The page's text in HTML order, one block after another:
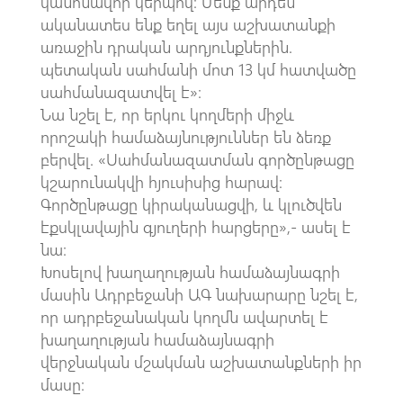
ականատես ենք եղել այս աշխատանքի
առաջին դրական արդյունքներին.
պետական ​​սահմանի մոտ 13 կմ հատվածը
սահմանազատվել է»։
Նա նշել է, որ երկու կողմերի միջև
որոշակի համաձայնություններ են ձեռք
բերվել. «Սահմանազատման գործընթացը
կշարունակվի հյուսիսից հարավ։
Գործընթացը կիրականացվի, և կլուծվեն
էքսկլավային գյուղերի հարցերը»,- ասել է
նա։
Խոսելով խաղաղության համաձայնագրի
մասին Ադրբեջանի ԱԳ նախարարը նշել է,
որ ադրբեջանական կողմն ավարտել է
խաղաղության համաձայնագրի
վերջնական մշակման աշխատանքների իր
մասը։